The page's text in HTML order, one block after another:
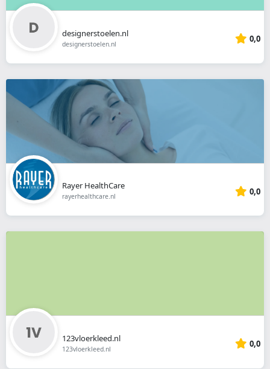
designerstoelen.nl
designerstoelen.nl 0,0
Rayer HealthCare
rayerhealthcare.nl 0,0
123vloerkleed.nl
123vloerkleed.nl 0,0